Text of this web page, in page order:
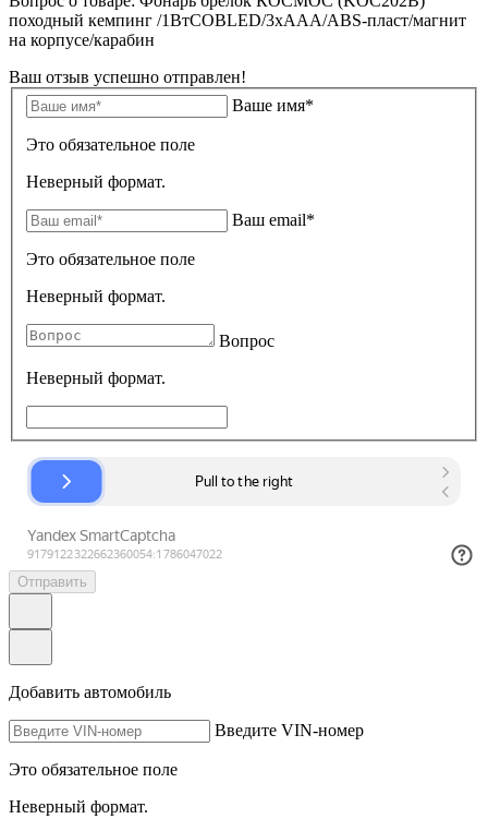
походный кемпинг /1ВтCOBLED/3xAAA/ABS-пласт/магнит
на корпусе/карабин
Ваш отзыв успешно отправлен!
Ваше имя*
Это обязательное поле
Неверный формат.
Ваш email*
Это обязательное поле
Неверный формат.
Вопрос
Неверный формат.
Отправить
Добавить автомобиль
Введите VIN-номер
Это обязательное поле
Неверный формат.